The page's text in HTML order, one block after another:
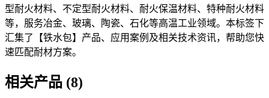
型耐火材料、不定型耐火材料、耐火保温材料、特种耐火材料
等，服务冶金、玻璃、陶瓷、石化等高温工业领域。本标签下
汇集了【铁水包】产品、应用案例及相关技术资讯，帮助您快
速匹配耐材方案。
相关产品 (8)